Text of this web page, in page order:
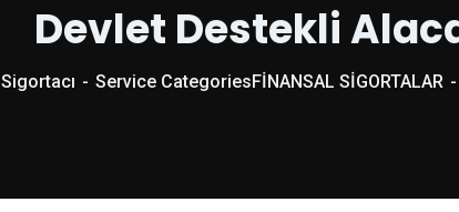
Devlet Destekli
Sigortacı Service CategoriesFİNANSAL SİGORTALAR